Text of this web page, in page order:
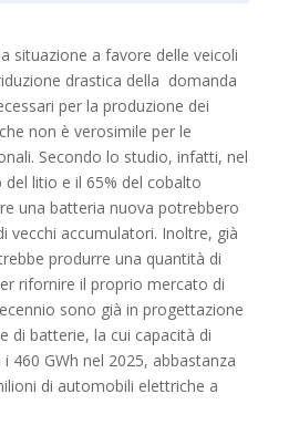
situazione a favore delle veicoli
drastica della domanda
per la produzione dei
non è verosimile per le
Secondo lo studio, infatti, nel
del litio e il 65% del cobalto
una batteria nuova potrebbero
vecchi accumulatori. Inoltre, già
produrre una quantità di
rifornire il proprio mercato di
sono già in progettazione
di batterie, la cui capacità di
460 GWh nel 2025, abbastanza
di automobili elettriche a